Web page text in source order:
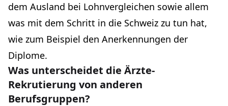
dem Ausland bei Lohnvergleichen sowie allem
was mit dem Schritt in die Schweiz zu tun hat,
wie zum Beispiel den Anerkennungen der
Diplome.
Was unterscheidet die Ärzte-
Rekrutierung von anderen
Berufsgruppen?